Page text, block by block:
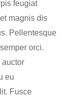
feugiat
magnis dis
Pellentesque
orci.
auctor
eu
Fusce